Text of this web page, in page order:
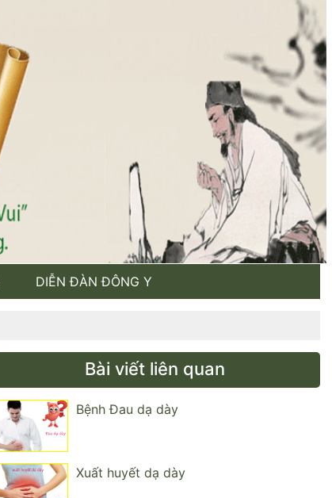
DIỄN ĐÀN ĐÔNG Y
Bài viết liên quan
Bệnh Đau dạ dày
Xuất huyết dạ dày